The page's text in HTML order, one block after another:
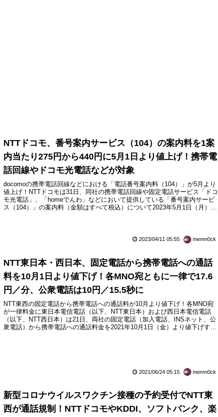
NTTドコモ、番号案内サービス（104）の案内料を1案
内当たり275円から440円に5月1日より値上げ！携帯電
話回線やドコモ光電話などが対象
docomoの携帯電話回線などにおける「電話番号案内料（104）」が5月より
値上げ！NTTドコモは31日、同社の携帯電話回線や固定電話サービス「ドコ
モ光電話」、「homeでんわ」などにおいて提供している「番号案内サービ
ス（104）」の案内料（金額はすべて税込）について2023年5月1日（月）か
2023/04/11 05:55 memn0ck
NTT東日本・西日本、固定電話から携帯電話への通話
料を10月1日より値下げ！各MNO宛ともに一律で17.6
円／分、公衆電話は10円／15.5秒に
NTT東西の固定電話から携帯電話への通話料が10月より値下げ！各MNO宛
が一律料金に東日本電信電話（以下、NTT東日本）および西日本電信電話
（以下、NTT西日本）は21日、両社の固定電話（加入電話、INSネット、公
衆電話）から携帯電話への通話料金を2021年10月1日（金）より値下げする
2021/06/24 05:15 memn0ck
新型コロナウイルスワクチン接種の予約受付でNTT東
西が通話規制！NTTドコモやKDDI、ソフトバンク、楽